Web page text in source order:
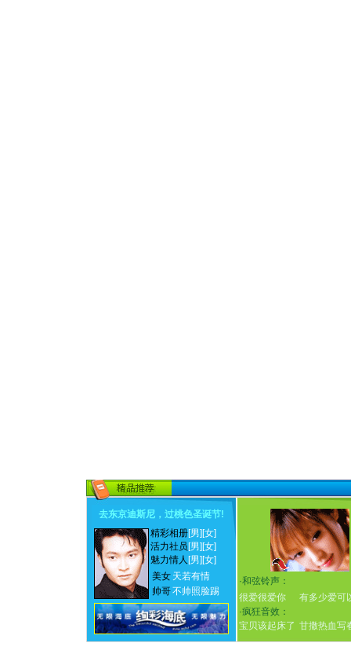
去东京迪斯尼，过桃色圣诞节!
精彩相册[男] [女]
活力社员 [男] [女]
魅力情人 [男] [女]
美女 天若有情
帅哥不帅照脸踢
·和弦铃声：
很爱很爱你
有多少爱可
·疯狂音效：
宝贝该起床了 甘撒热血写